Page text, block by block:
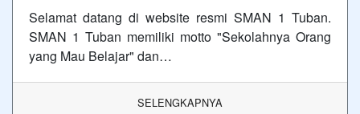
Selamat datang di website resmi SMAN 1 Tuban.
SMAN 1 Tuban memiliki motto "Sekolahnya Orang
yang Mau Belajar" dan…
SELENGKAPNYA